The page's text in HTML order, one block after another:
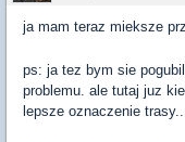
ja mam teraz mieksze
ps: ja tez bym sie
problemu. ale tutaj juz
lepsze oznaczenie trasy...